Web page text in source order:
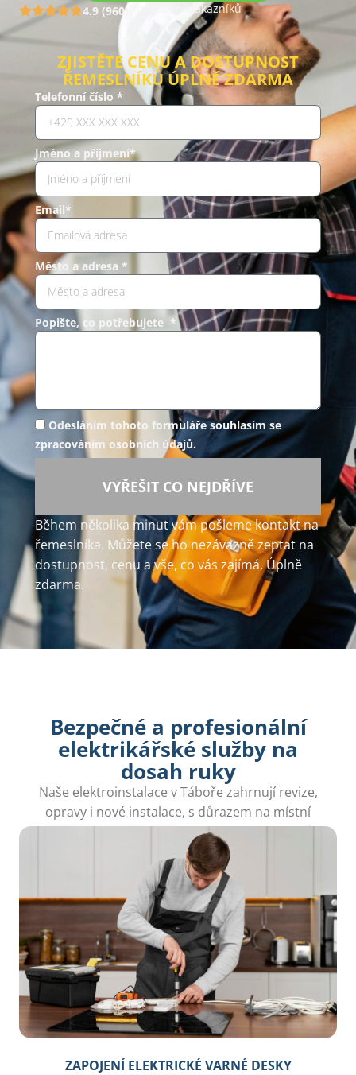
4.9 (960) Hodnocení zákazníků
ZJISTĚTE CENU A DOSTUPNOST
ŘEMESLNÍKŮ ÚPLNĚ ZDARMA
Telefonní číslo *
Jméno a příjmení*
Email*
Město a adresa *
Popište, co potřebujete *
Odesláním tohoto formuláře souhlasím se
zpracováním osobních údajů.
VYŘEŠIT CO NEJDŘÍVE
Během několika minut vám pošleme kontakt na
řemeslníka. Můžete se ho nezávazně zeptat na
dostupnost, cenu a vše, co vás zajímá. Úplně
zdarma.
Bezpečné a profesionální
elektrikářské služby na
dosah ruky
Naše elektroinstalace v Táboře zahrnují revize,
opravy i nové instalace, s důrazem na místní
znalosti a rychlé řešení elektrických problémů.
ZAPOJENÍ ELEKTRICKÉ VARNÉ DESKY